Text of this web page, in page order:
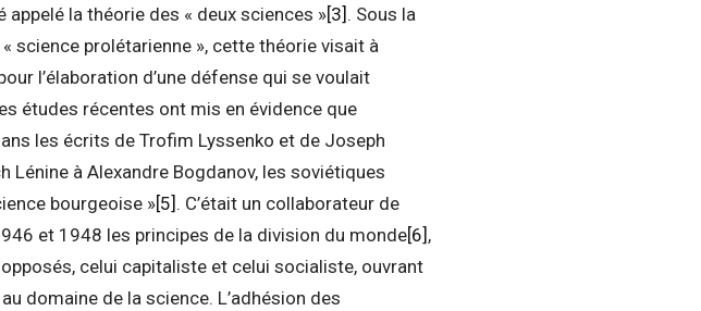
la théorie des « deux sciences »[3] . Sous la
science prolétarienne », cette théorie visait à
l’élaboration d’une défense qui se voulait
études récentes ont mis en évidence que
les écrits de Trofim Lyssenko et de Joseph
à Alexandre Bogdanov, les soviétiques
bourgeoise »[5] . C’était un collaborateur de
et 1948 les principes de la division du monde[6] ,
celui capitaliste et celui socialiste, ouvrant
domaine de la science. L’adhésion des